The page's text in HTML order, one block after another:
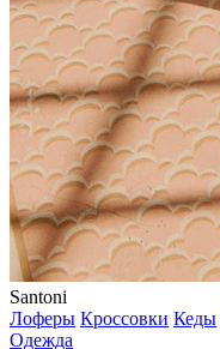
Santoni
Лоферы Кроссовки Кеды
Одежда